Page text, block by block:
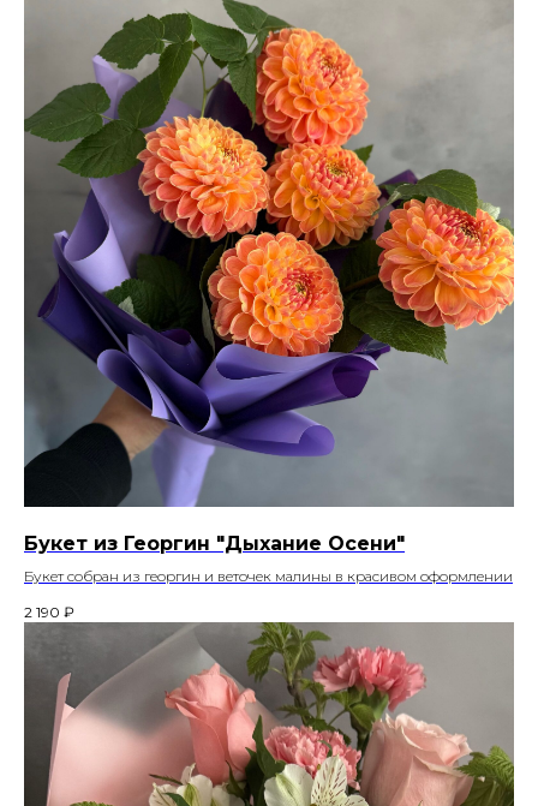
Букет из Георгин "Дыхание Осени"
Букет собран из георгин и веточек малины в красивом оформлении
2 190 ₽